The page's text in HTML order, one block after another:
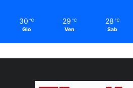
30 ℃
Gio
29 ℃
Ven
28 ℃
Sab